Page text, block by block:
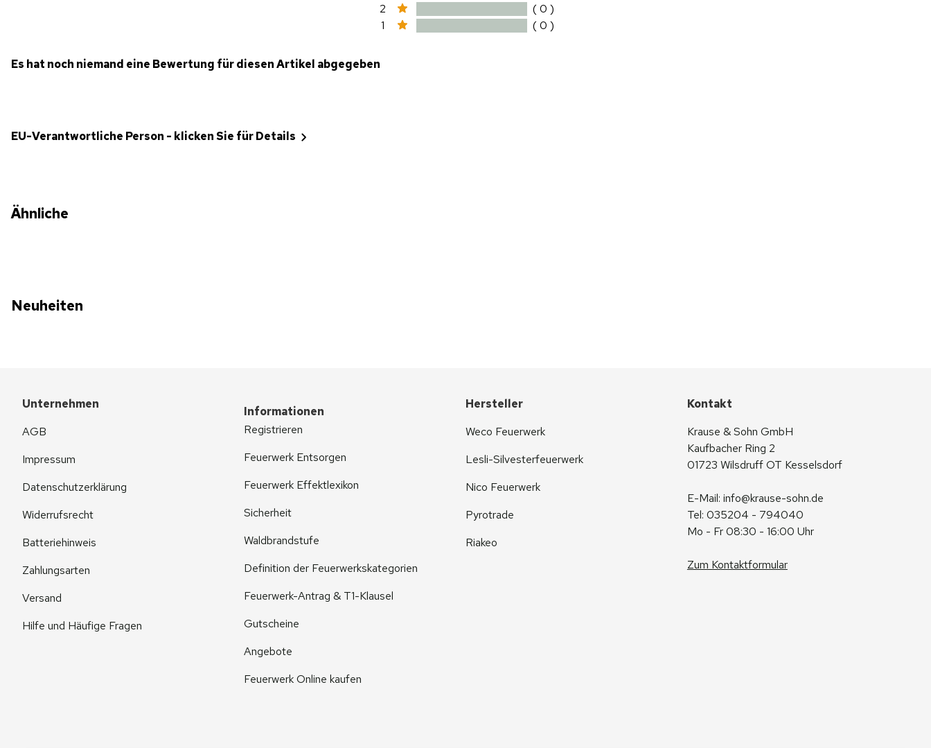
2
( 0 )
1
( 0 )
Es hat noch niemand eine Bewertung für diesen Artikel abgegeben
EU-Verantwortliche Person - klicken Sie für Details
Ähnliche
Neuheiten
Unternehmen
AGB
Impressum
Datenschutzerklärung
Widerrufsrecht
Batteriehinweis
Zahlungsarten
Versand
Hilfe und Häufige Fragen
Informationen
Registrieren
Feuerwerk Entsorgen
Feuerwerk Effektlexikon
Sicherheit
Waldbrandstufe
Definition der Feuerwerkskategorien
Feuerwerk-Antrag & T1-Klausel
Gutscheine
Angebote
Feuerwerk Online kaufen
Hersteller
Weco Feuerwerk
Lesli-Silvesterfeuerwerk
Nico Feuerwerk
Pyrotrade
Riakeo
Kontakt
Krause & Sohn GmbH
Kaufbacher Ring 2
01723 Wilsdruff OT Kesselsdorf
E-Mail: info@krause-sohn.de
Tel: 035204 - 794040
Mo - Fr 08:30 - 16:00 Uhr
Zum Kontaktformular